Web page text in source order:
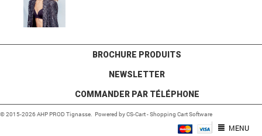
BROCHURE PRODUITS
NEWSLETTER
COMMANDER PAR TÉLÉPHONE
© 2015-2026 AHP PROD Tignasse. Powered byCS-Cart - Shopping Cart Software
MENU